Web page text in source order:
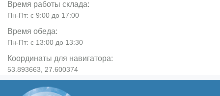
Время работы склада:
Пн-Пт: с 9:00 до 17:00
Время обеда:
Пн-Пт: с 13:00 до 13:30
Координаты для навигатора:
53.893663, 27.600374